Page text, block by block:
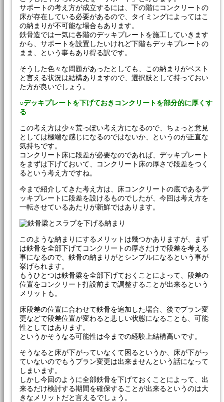
サポートの考え方が成立するには、下の階にコンクリートの
床が存在している必要があるので、タイミングによってはこ
の納まりが不可能な場合もあります。
鉄骨造では一気に各階のデッキプレートを施工していきます
から、サポートを設置したいけれど下階もデッキプレートの
まま、という事もあり得る訳です。
そうした色々な問題があったとしても、この納まりがベスト
と言える状況は結構ありますので、選択肢として持っておい
た方が良いでしょう。
○デッキプレートを下げておきコンクリートを部分的に厚くす
る
この考え方は少々荒っぽい考え方になるので、ちょっと意見
としては極端な感じになるのではないか、というのが正直な
気持ちです。
コンクリート床に段差が必要なのであれば、デッキプレート
をまずは下げておいて、コンクリート床の厚さで段差をつく
るという考え方ですね。
今まで紹介してきた考え方は、床コンクリートの底であるデ
ッキプレートに段差を設けるものでしたが、今回は考え方を
一転させているあたりが新鮮ではあります。
このような納まりにするメリットは幾つかありますが、まず
は鉄骨を全部下げてコンクリートの厚さだけで段差を考える
事になるので、鉄骨の納まりがとシンプルになるという事が
挙げられます。
もうひとつは鉄骨梁を全部下げておくことによって、段差の
位置をコンクリート打設前まで調整することが出来るという
メリットも。
床段差の位置に合わせて鉄骨を追加した場合、後でプラン変
更などで段差位置が変わると悲しい状態になることも、可能
性としてはあります。
というかそうなる可能性は今までの経験上結構高いです。
そうなると床が下がっていなくて困るというか、床が下がっ
ていないのでもうプラン変更は出来ませんという話になって
しまいます。
しかし今回のように全部鉄骨を下げておくことによって、出
来るだけ検討する期間を確保することが出来るというのは大
きなメリットだと言えるでしょう。